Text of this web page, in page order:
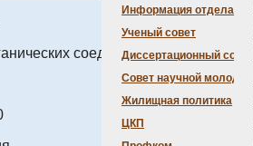
Информация отдела
Ученый совет
Диссертационный совет
Совет научной
Жилищная политика
ЦКП
соединений для